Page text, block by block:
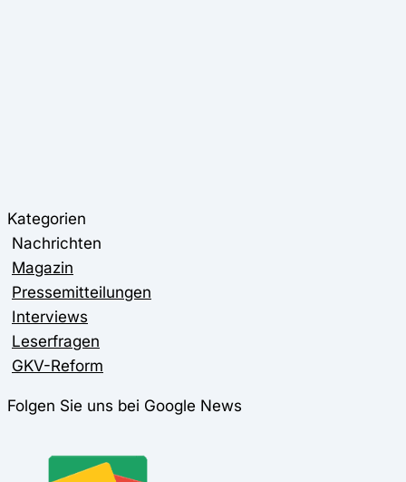
Kategorien
Nachrichten
Magazin
Pressemitteilungen
Interviews
Leserfragen
GKV-Reform
Folgen Sie uns bei Google News